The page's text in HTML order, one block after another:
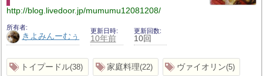
http://blog.livedoor.jp/mumumu12081208/
所有者
きよみんーむぅ
更新日時
10年前
更新回数
10回
トイプードル 38 家庭料理 22 ヴァイオリン 5